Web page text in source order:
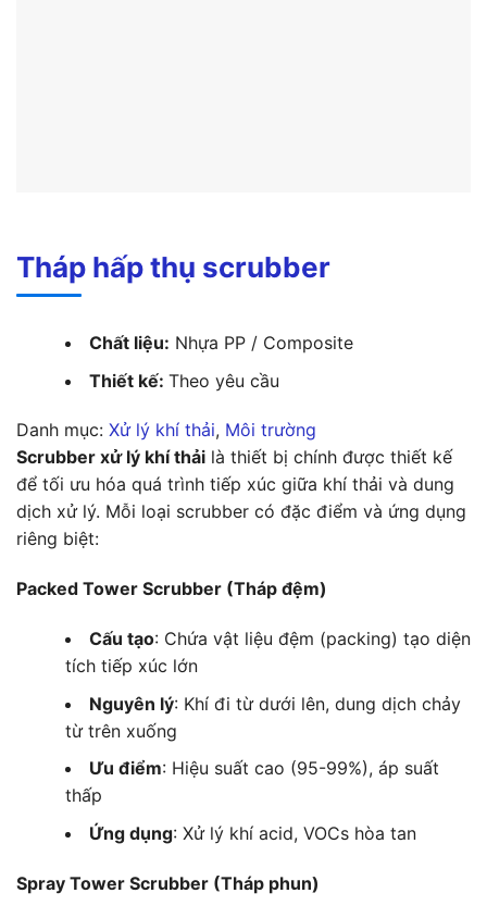
Tháp hấp thụ scrubber
Chất liệu: Nhựa PP / Composite
Thiết kế: Theo yêu cầu
Danh mục: Xử lý khí thải, Môi trường
Scrubber xử lý khí thải là thiết bị chính được thiết kế
để tối ưu hóa quá trình tiếp xúc giữa khí thải và dung
dịch xử lý. Mỗi loại scrubber có đặc điểm và ứng dụng
riêng biệt:
Packed Tower Scrubber (Tháp đệm)
Cấu tạo: Chứa vật liệu đệm (packing) tạo diện
tích tiếp xúc lớn
Nguyên lý: Khí đi từ dưới lên, dung dịch chảy
từ trên xuống
Ưu điểm: Hiệu suất cao (95-99%), áp suất
thấp
Ứng dụng: Xử lý khí acid, VOCs hòa tan
Spray Tower Scrubber (Tháp phun)